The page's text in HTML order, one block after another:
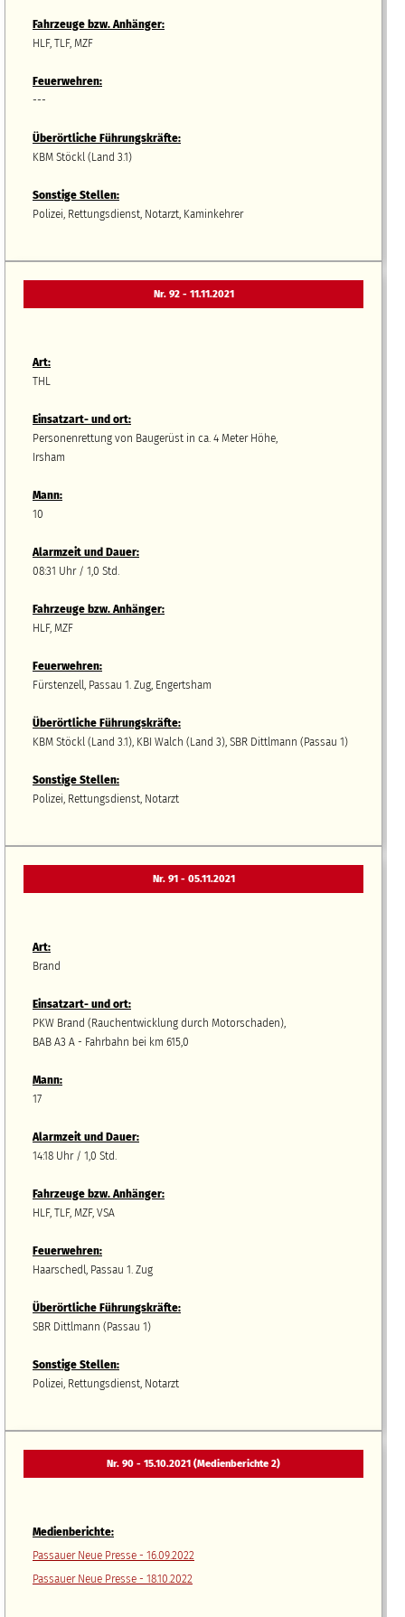
Fahrzeuge bzw.Anhänger:
HLF, TLF, MZF
Feuerwehren:
---
Überörtliche Führungskräfte:
KBM Stöckl (Land 3.1)
Sonstige Stellen:
Polizei, Rettungsdienst, Notarzt, Kaminkehrer
Nr. 92 - 11.11.2021
Art:
THL
Einsatzart- und ort:
Personenrettung von Baugerüst in ca. 4 Meter Höhe,
Irsham
Mann:
10
Alarmzeit und Dauer:
08:31 Uhr / 1,0 Std.
Fahrzeuge bzw.Anhänger:
HLF, MZF
Feuerwehren:
Fürstenzell, Passau 1. Zug, Engertsham
Überörtliche Führungskräfte:
KBM Stöckl (Land 3.1), KBI Walch (Land 3), SBR Dittlmann (Passau 1)
Sonstige Stellen:
Polizei, Rettungsdienst, Notarzt
Nr. 91 - 05.11.2021
Art:
Brand
Einsatzart- und ort:
PKW Brand (Rauchentwicklung durch Motorschaden),
BAB A3 A - Fahrbahn bei km 615,0
Mann:
17
Alarmzeit und Dauer:
14:18 Uhr / 1,0 Std.
Fahrzeuge bzw.Anhänger:
HLF, TLF, MZF, VSA
Feuerwehren:
Haarschedl, Passau 1. Zug
Überörtliche Führungskräfte:
SBR Dittlmann (Passau 1)
Sonstige Stellen:
Polizei, Rettungsdienst, Notarzt
Nr. 90 - 15.10.2021 (Medienberichte 2)
Medienberichte:
Passauer Neue Presse - 16.09.2022
Passauer Neue Presse - 18.10.2022